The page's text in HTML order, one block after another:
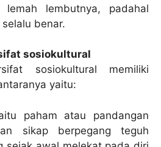
lemah lembutnya, padahal
benar.
sosiokultural
sosiokultural memiliki
yaitu:
paham atau pandangan
sikap berpegang teguh